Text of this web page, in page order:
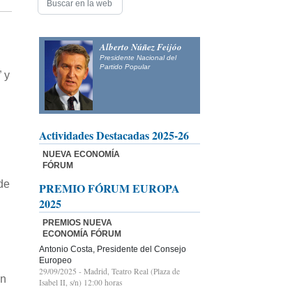
y
Alberto Núñez Feijóo
Presidente Nacional del
Partido Popular
Actividades Destacadas 2025-26
NUEVA ECONOMÍA
FÓRUM
PREMIO FÓRUM EUROPA
2025
PREMIOS NUEVA
ECONOMÍA FÓRUM
Antonio Costa, Presidente del Consejo
Europeo
29/09/2025 - Madrid, Teatro Real (Plaza de
Isabel II, s/n) 12:00 horas